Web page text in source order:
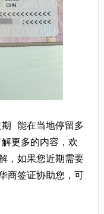
期 能在当地停留多
更多的内容，欢
，如果您近期需要
商签证协助您，可